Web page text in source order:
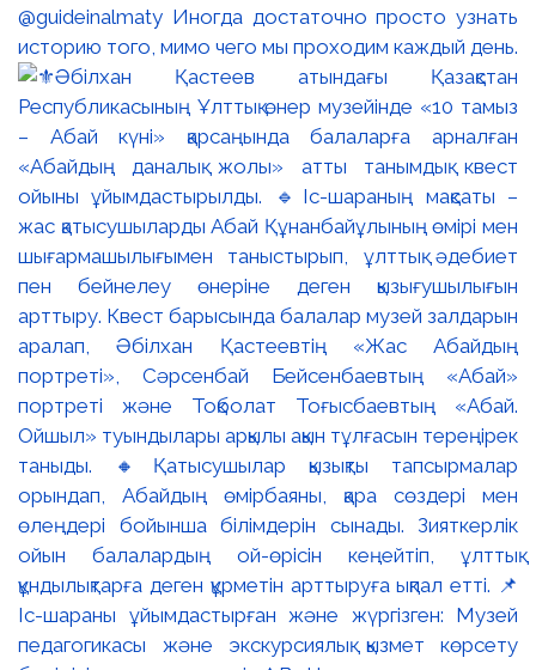
@guideinalmaty Иногда достаточно просто узнать
историю того, мимо чего мы проходим каждый день.